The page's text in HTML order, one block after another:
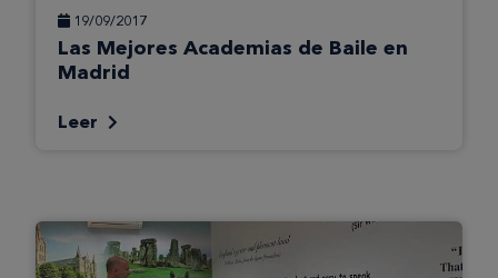
19/09/2017
Las Mejores Academias de Baile en
Madrid
Leer